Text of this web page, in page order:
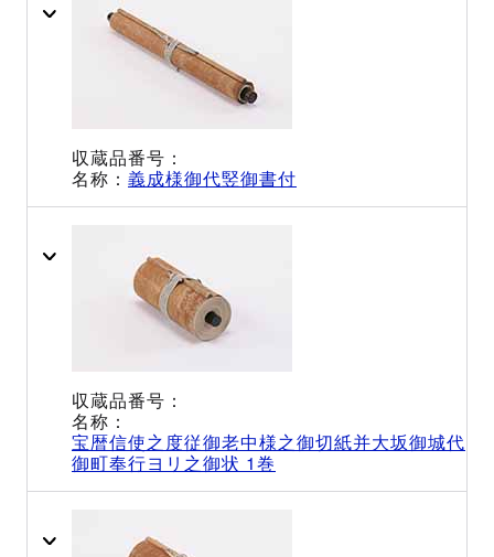
義成様御代竪御書付
宝暦信使之度従御老中様之御切紙并大坂御城代
御町奉行ヨリ之御状 1巻